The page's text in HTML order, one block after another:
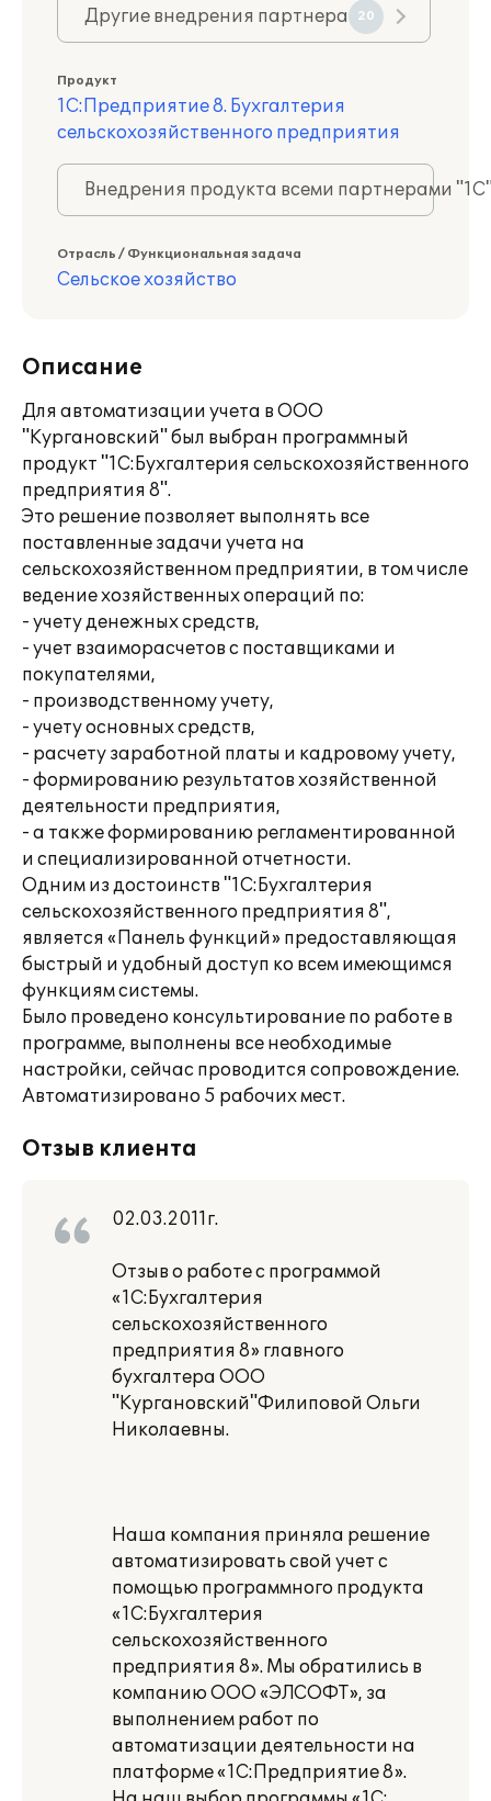
Другие внедрения партнера 20
Продукт
1С:Предприятие 8. Бухгалтерия
сельскохозяйственного предприятия
Внедрения продукта всеми партнерами
Отрасль / Функциональная задача
Сельское хозяйство
Описание
Для автоматизации учета в ООО
"Кургановский" был выбран программный
продукт "1С:Бухгалтерия сельскохозяйственного
предприятия 8".
Это решение позволяет выполнять все
поставленные задачи учета на
сельскохозяйственном предприятии, в том числе
ведение хозяйственных операций по:
- учету денежных средств,
- учет взаиморасчетов с поставщиками и
покупателями,
- производственному учету,
- учету основных средств,
- расчету заработной платы и кадровому учету,
- формированию результатов хозяйственной
деятельности предприятия,
- а также формированию регламентированной
и специализированной отчетности.
Одним из достоинств "1С:Бухгалтерия
сельскохозяйственного предприятия 8",
является «Панель функций» предоставляющая
быстрый и удобный доступ ко всем имеющимся
функциям системы.
Было проведено консультирование по работе в
программе, выполнены все необходимые
настройки, сейчас проводится сопровождение.
Автоматизировано 5 рабочих мест.
Отзыв клиента
02.03.2011г.
Отзыв о работе с программой
«1С:Бухгалтерия
сельскохозяйственного
предприятия 8» главного
бухгалтера ООО
"Кургановский"Филиповой Ольги
Николаевны.
Наша компания приняла решение
автоматизировать свой учет с
помощью программного продукта
«1С:Бухгалтерия
сельскохозяйственного
предприятия 8». Мы обратились в
компанию ООО «ЭЛСОФТ», за
выполнением работ по
автоматизации деятельности на
платформе «1С:Предприятие 8».